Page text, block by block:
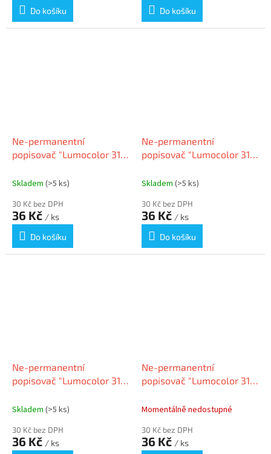
Do košíku
Do košíku
Ne-permanentní
popisovač "Lumocolor 315
STAEDTLER
Skladem (>5 ks)
30 Kč bez DPH
36 Kč / ks
Do košíku
Ne-permanentní
popisovač "Lumocolor 315
STAEDTLER
Skladem (>5 ks)
30 Kč bez DPH
36 Kč / ks
Do košíku
Ne-permanentní
popisovač "Lumocolor 316
STAEDTLER
Skladem (>5 ks)
30 Kč bez DPH
36 Kč / ks
Ne-permanentní
popisovač "Lumocolor 316
STAEDTLER
Momentálně nedostupné
30 Kč bez DPH
36 Kč / ks